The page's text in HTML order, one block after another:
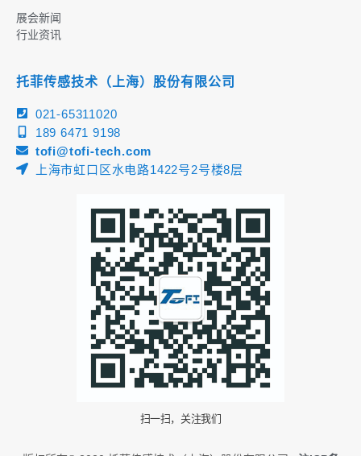
展会新闻
行业资讯
托菲传感技术（上海）股份有限公司
021-65311020
189 6471 9198
tofi@tofi-tech.com
上海市虹口区水电路1422号2号楼8层
扫一扫，关注我们